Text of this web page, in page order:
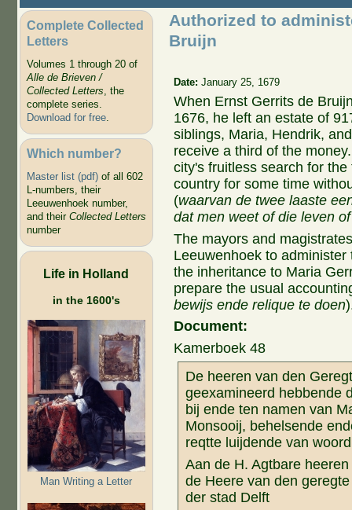
Complete Collected
Letters
Volumes 1 through 20 of
Alle de Brieven /
Collected Letters, the
complete series.
Download for free.
Which number?
Master list (pdf)of all 602
L-numbers, their
Leeuwenhoek number,
and their Collected Letters
number
Life in Holland
in the 1600's
Man Writing a Letter
Authorized to
Bruijn
Date:January 25, 1679
When Ernst Gerrits de
1676, he left an estate of
siblings, Maria, Hendrik,
receive a third of the
city's fruitless search for
country for some time
(waarvan de twee laaste
dat men weet of die leven
The mayors and
Leeuwenhoek to
the inheritance to Maria
prepare the usual
bewijs ende relique te doen
Document:
Kamerboek 48
De heeren van den
geexamineerd hebbende
bij ende ten namen van
Monsooij, behelsende
reqtte luijdende van
Aan de H. Agtbare heeren
de Heere van den geregte
der stad Delft